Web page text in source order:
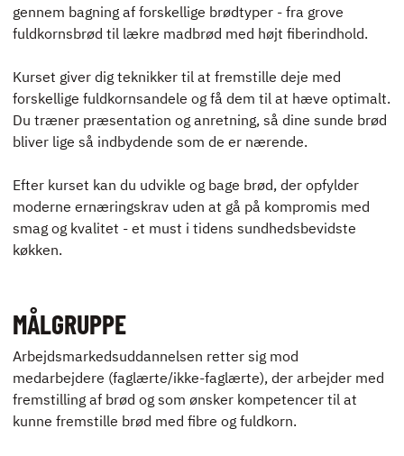
gennem bagning af forskellige brødtyper - fra grove
fuldkornsbrød til lækre madbrød med højt fiberindhold.
Kurset giver dig teknikker til at fremstille deje med
forskellige fuldkornsandele og få dem til at hæve optimalt.
Du træner præsentation og anretning, så dine sunde brød
bliver lige så indbydende som de er nærende.
Efter kurset kan du udvikle og bage brød, der opfylder
moderne ernæringskrav uden at gå på kompromis med
smag og kvalitet - et must i tidens sundhedsbevidste
køkken.
MÅLGRUPPE
Arbejdsmarkedsuddannelsen retter sig mod
medarbejdere (faglærte/ikke-faglærte), der arbejder med
fremstilling af brød og som ønsker kompetencer til at
kunne fremstille brød med fibre og fuldkorn.